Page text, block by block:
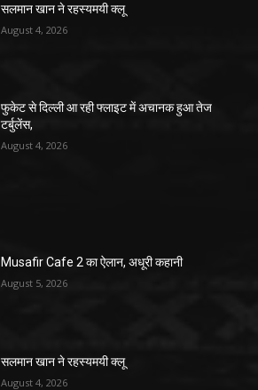
सलमान खान ने रहस्यमयी क्लू
August 4, 2026
फुकेट से दिल्ली आ रही फ्लाइट में अचानक हुआ तेज
टर्बुलेंस,
August 4, 2026
Musafir Cafe 2 का ऐलान, अधूरी कहानी
August 5, 2026
सलमान खान ने रहस्यमयी क्लू
August 4, 2026